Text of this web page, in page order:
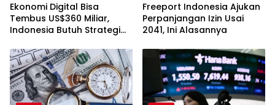
Ekonomi Digital Bisa
Tembus US$360 Miliar,
Indonesia Butuh Strategi
Freeport Indonesia Ajukan
Perpanjangan Izin Usai
2041, Ini Alasannya